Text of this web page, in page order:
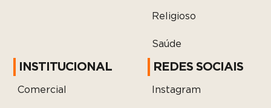
Religioso
Saúde
INSTITUCIONAL
Comercial
REDES SOCIAIS
Instagram